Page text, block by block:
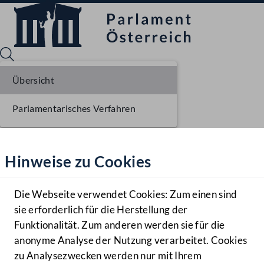
Hilfe
Benutzer
Navigationsmenü öffnen
MENÜ
Hinweise zu Cookies
Die Webseite verwendet Cookies: Zum einen sind
sie erforderlich für die Herstellung der
Funktionalität. Zum anderen werden sie für die
anonyme Analyse der Nutzung verarbeitet. Cookies
zu Analysezwecken werden nur mit Ihrem
Übersicht
Parlamentarisches Verfahren